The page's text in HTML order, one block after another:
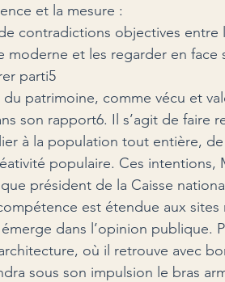
et la mesure :
contradictions objectives entre
moderne et les regarder en face
parti5
patrimoine, comme vécu et
son rapport6. Il s’agit de faire
à la population tout entière, de
populaire. Ces intentions,
président de la Caisse
est étendue aux sites
dans l’opinion publique.
où il retrouve avec
sous son impulsion le bras